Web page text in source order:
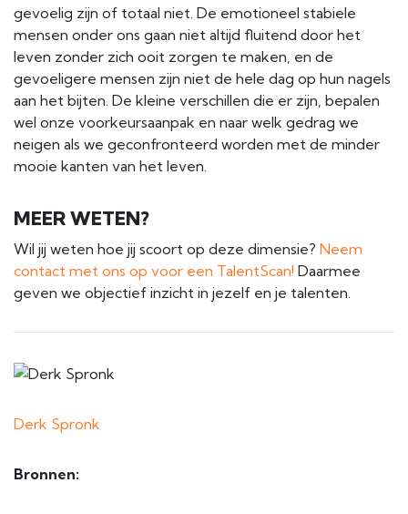
gevoelig zijn of totaal niet. De emotioneel stabiele
mensen onder ons gaan niet altijd fluitend door het
leven zonder zich ooit zorgen te maken, en de
gevoeligere mensen zijn niet de hele dag op hun nagels
aan het bijten. De kleine verschillen die er zijn, bepalen
wel onze voorkeursaanpak en naar welk gedrag we
neigen als we geconfronteerd worden met de minder
mooie kanten van het leven.
MEER WETEN?
Wil jij weten hoe jij scoort op deze dimensie? Neem
contact met ons op voor een TalentScan! Daarmee
geven we objectief inzicht in jezelf en je talenten.
Derk Spronk
Bronnen: